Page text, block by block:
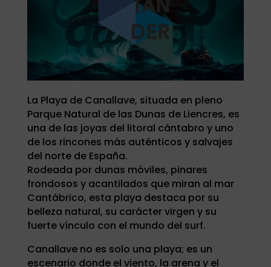
La Playa de Canallave, situada en pleno
Parque Natural de las Dunas de Liencres, es
una de las joyas del litoral cántabro y uno
de los rincones más auténticos y salvajes
del norte de España.
Rodeada por dunas móviles, pinares
frondosos y acantilados que miran al mar
Cantábrico, esta playa destaca por su
belleza natural, su carácter virgen y su
fuerte vínculo con el mundo del surf.
Canallave no es solo una playa; es un
escenario donde el viento, la arena y el